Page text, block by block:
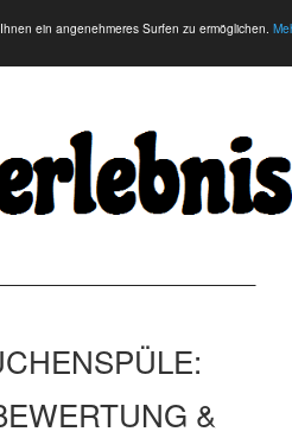
ein angenehmeres Surfen zu ermöglichen.
&